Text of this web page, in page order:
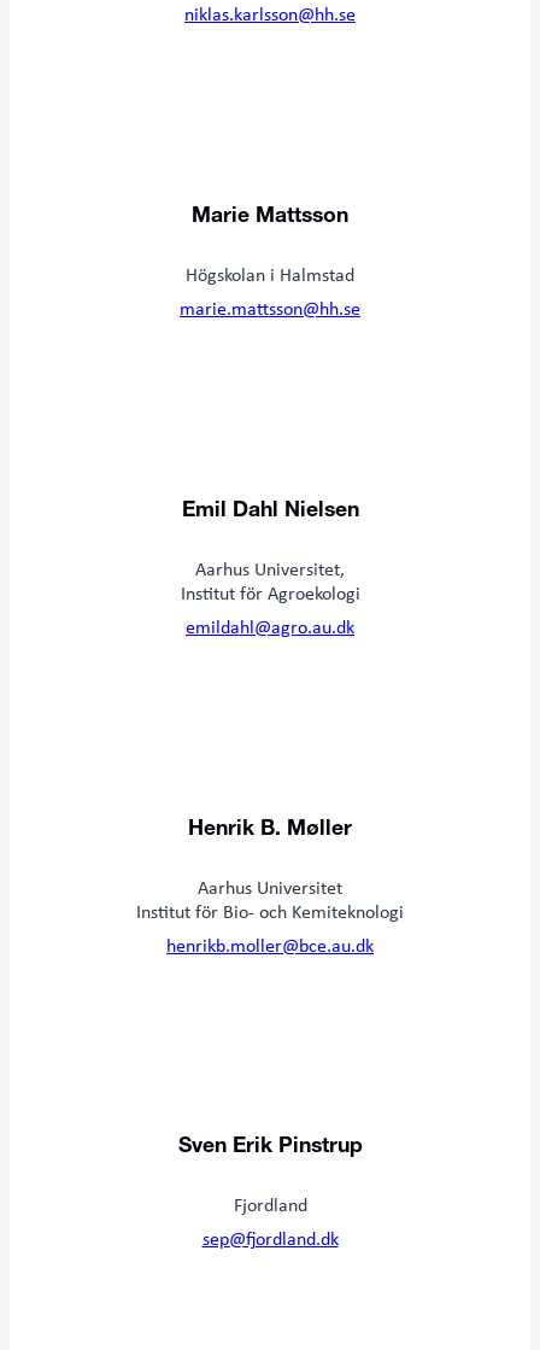
niklas.karlsson@hh.se
Marie Mattsson
Högskolan i Halmstad
marie.mattsson@hh.se
Emil Dahl Nielsen
Aarhus Universitet,
Institut för Agroekologi
emildahl@agro.au.dk
Henrik B. Møller
Aarhus Universitet
Institut för Bio- och Kemiteknologi
henrikb.moller@bce.au.dk
Sven Erik Pinstrup
Fjordland
sep@fjordland.dk